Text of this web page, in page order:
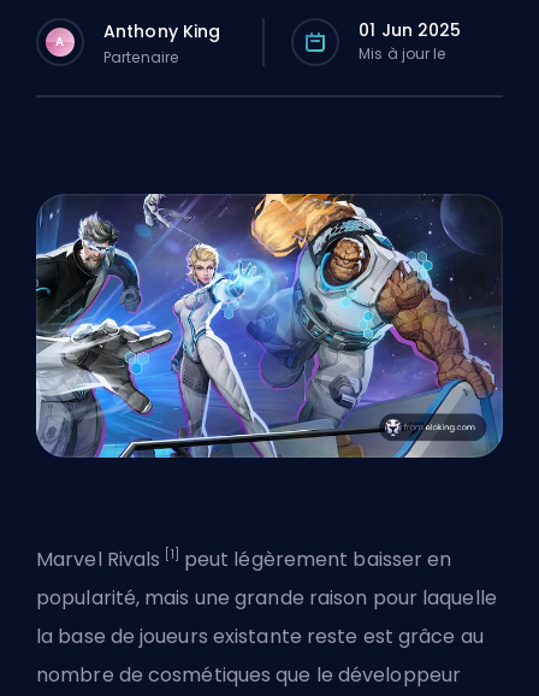
A Anthony King
Partenaire
01 Jun 2025
Mis à jour le
Marvel Rivals [1]
peut légèrement baisser en
popularité, mais une grande raison pour laquelle
la base de joueurs existante reste est grâce au
nombre de cosmétiques que le développeur